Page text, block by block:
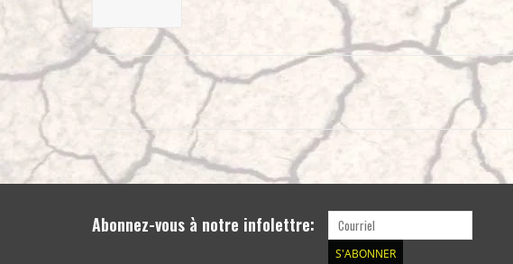
Abonnez-vous à notre infolettre:
S'ABONNER